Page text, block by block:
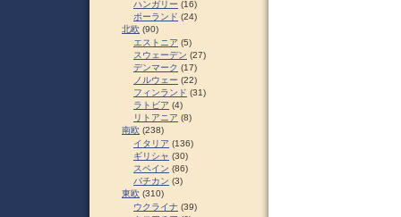
ハンガリー (16)
ポーランド (24)
北欧 (90)
エストニア (5)
スウェーデン (27)
デンマーク (17)
ノルウェー (22)
フィンランド (31)
ラトビア (4)
リトアニア (8)
南欧 (238)
イタリア (136)
ギリシャ (30)
スペイン (86)
バチカン (3)
東欧 (310)
ウクライナ (39)